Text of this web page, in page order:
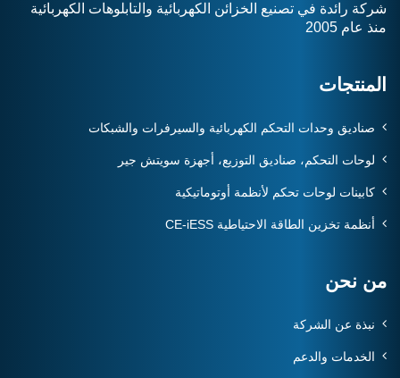
شركة رائدة في تصنيع الخزائن الكهربائية والتابلوهات الكهربائية
منذ عام 2005
المنتجات
صناديق وحدات التحكم الكهربائية والسيرفرات والشبكات
لوحات التحكم، صناديق التوزيع، أجهزة سويتش جير
كابينات لوحات تحكم لأنظمة أوتوماتيكية
أنظمة تخزين الطاقة الاحتياطية CE-iESS
من نحن
نبذة عن الشركة
الخدمات والدعم